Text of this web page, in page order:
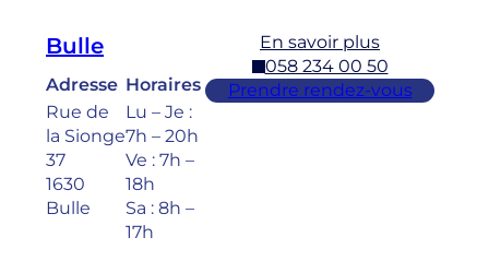
Bulle
Adresse
Rue de
la Sionge
37
1630
Bulle
Horaires
Lu – Je :
7h – 20h
Ve : 7h –
18h
Sa : 8h –
17h
En savoir plus
058 234 00 50
Prendre rendez-vous